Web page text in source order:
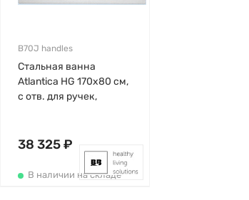
B70J handles
Стальная ванна
Atlantica HG 170х80 см,
с отв. для ручек,
38 325 ₽
В наличии на складе